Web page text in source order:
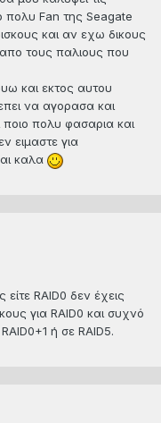
πολυ Fan της Seagate
και αν εχω δικους
τους παλιους που
και εκτος αυτου
να αγορασα και
πολυ φασαρια και
ειμαστε για
καλα
RAID0 δεν έχεις
για RAID0 και συχνό
ή σε RAID5.